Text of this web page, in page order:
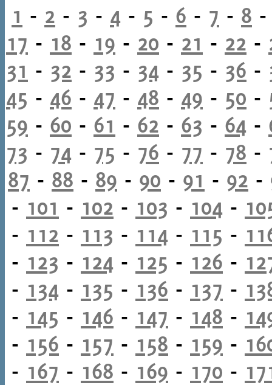
1 - 2 - 3 - 4 - 5 - 6 - 7 - 8
17 - 18 - 19 - 20 - 21 - 22 -
31 - 32 - 33 - 34 - 35 - 36 -
45 - 46 - 47 - 48 - 49 - 50 -
59 - 60 - 61 - 62 - 63 - 64 -
73 - 74 - 75 - 76 - 77 - 78 -
87 - 88 - 89 - 90 - 91 - 92 -
- 101 - 102 - 103 - 104 -
- 112 - 113 - 114 - 115 -
- 123 - 124 - 125 - 126 -
- 134 - 135 - 136 - 137 -
- 145 - 146 - 147 - 148 -
- 156 - 157 - 158 - 159 -
- 167 - 168 - 169 - 170 -